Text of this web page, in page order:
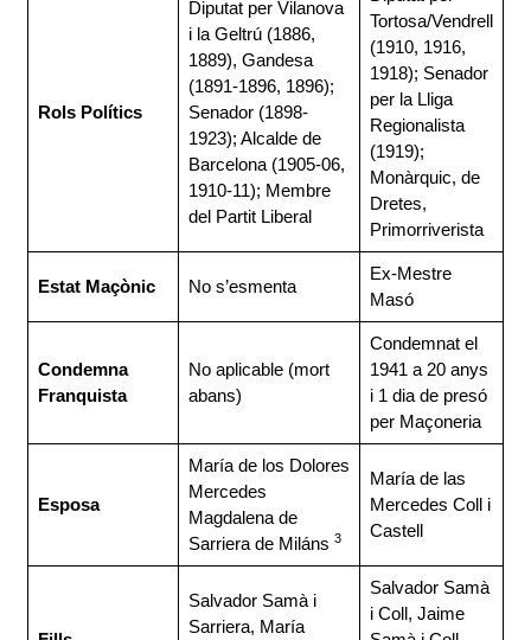
Rols Polítics
Diputat per Vilanova
i la Geltrú (1886,
1889), Gandesa
(1891-1896, 1896);
Senador (1898-
1923); Alcalde de
Barcelona (1905-06,
1910-11); Membre
del Partit Liberal
Tortosa/Vendrell
(1910, 1916,
1918); Senador
per la Lliga
Regionalista
(1919);
Monàrquic, de
Dretes,
Primorriverista
Estat Maçònic No s’esmenta
Ex-Mestre
Masó
Condemna
Franquista
No aplicable (mort
abans)
Condemnat el
1941 a 20 anys
i 1 dia de presó
per Maçoneria
Esposa
María de los Dolores
Mercedes
Magdalena de
Sarriera de Miláns 3
María de las
Mercedes Coll i
Castell
Salvador Samà i
Sarriera, María
Salvador Samà
i Coll, Jaime